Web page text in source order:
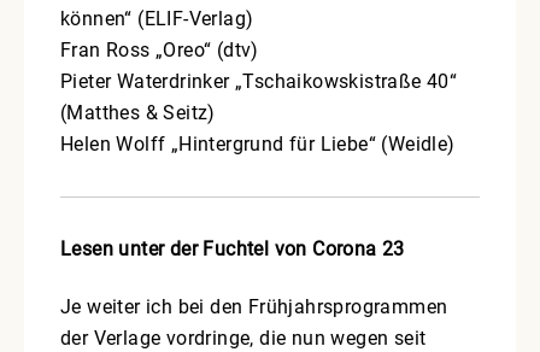
können“ (ELIF-Verlag)
Fran Ross „Oreo“ (dtv)
Pieter Waterdrinker „Tschaikowskistraße 40“
(Matthes & Seitz)
Helen Wolff „Hintergrund für Liebe“ (Weidle)
Lesen unter der Fuchtel von Corona 23
Je weiter ich bei den Frühjahrsprogrammen
der Verlage vordringe, die nun wegen seit